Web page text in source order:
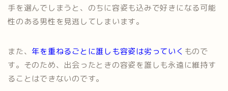
手を選んでしまうと、のちに容姿も込みで好きになる可能
性のある男性を見逃してしまいます。
また、 年を重ねるごとに誰しも容姿は劣っていく もので
す。そのため、出会ったときの容姿を誰しも永遠に維持す
ることはできないのです。